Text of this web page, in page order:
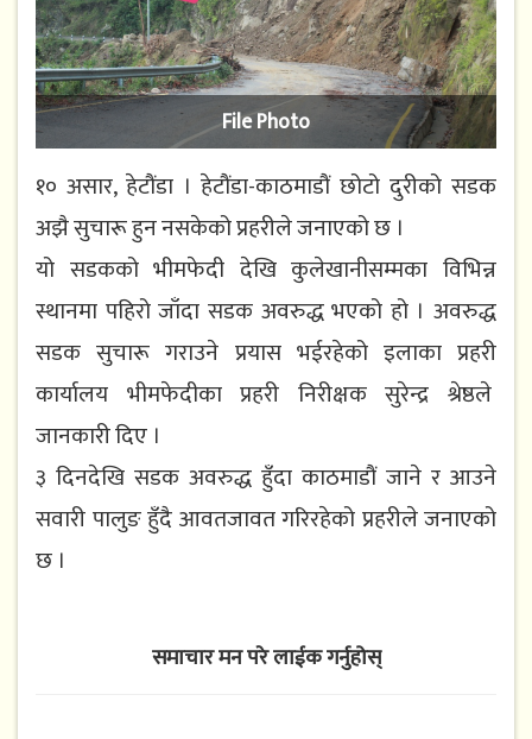
File Photo
१० असार, हेटौंडा । हेटौंडा-काठमाडौं छोटो दुरीको सडक
अझै सुचारू हुन नसकेको प्रहरीले जनाएको छ ।
यो सडकको भीमफेदी देखि कुलेखानीसम्मका विभिन्न
स्थानमा पहिरो जाँदा सडक अवरुद्ध भएको हो । अवरुद्ध
सडक सुचारू गराउने प्रयास भईरहेको इलाका प्रहरी
कार्यालय भीमफेदीका प्रहरी निरीक्षक सुरेन्द्र श्रेष्ठले
जानकारी दिए ।
३ दिनदेखि सडक अवरुद्ध हुँदा काठमाडौं जाने र आउने
सवारी पालुङ हुँदै आवतजावत गरिरहेको प्रहरीले जनाएको
छ ।
समाचार मन परे लाईक गर्नुहोस्